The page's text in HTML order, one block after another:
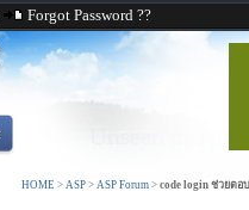
Forgot Password ??
HOME > ASP > ASP Forum > code login ช่วยตอ